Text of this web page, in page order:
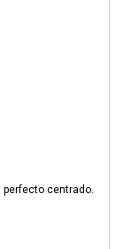
perfecto centrado.